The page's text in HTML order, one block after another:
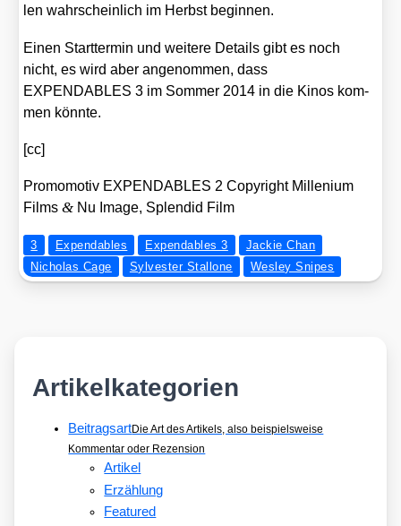
len wahr­schein­lich im Herbst begin­nen.
Einen Start­ter­min und wei­te­re Details gibt es noch
nicht, es wird aber ange­nom­men, dass
EXPENDABLES 3 im Som­mer 2014 in die Kinos kom­
men könn­te.
[cc]
Pro­mo­mo­tiv EXPENDABLES 2 Copy­right Mil­le­ni­um
Films& Nu Image, Sple­ndid Film
3 Expendables Expendables 3
Jackie Chan
Nicholas Cage
Sylvester Stallone Wesley Snipes
Artikelkategorien
BeitragsartDie Art des Artikels, also beispielsweise
Kommentar oder Rezension
Artikel
Erzählung
Featured